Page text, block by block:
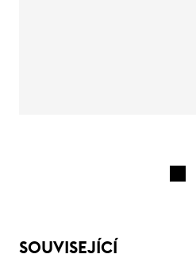
SOUVISEJÍCÍ